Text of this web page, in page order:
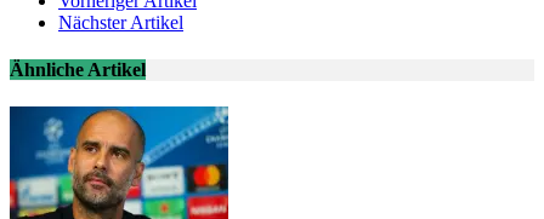
Nächster Artikel
Ähnliche Artikel